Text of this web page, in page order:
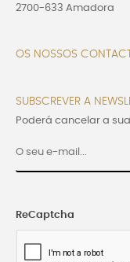
2700-633 Amadora
OS NOSSOS
SUBSCREVER A
Poderá cancelar a
ReCaptcha